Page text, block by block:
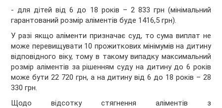
- для дітей від 6 до 18 років – 2 833 грн (мінімальний
гарантований розмір аліментів буде 1416,5 грн).
У разі якщо аліменти призначає суд, то сума виплат не
може перевищувати 10 прожиткових мінімумів на дитину
відповідного віку, тому в такому випадку максимальний
розмір аліментів за рішенням суду на дитину до 6 років
може бути 22 720 грн, а на дитину від 6 до 18 років – 28
330 грн.
Щодо відсотку стягнення аліментів з